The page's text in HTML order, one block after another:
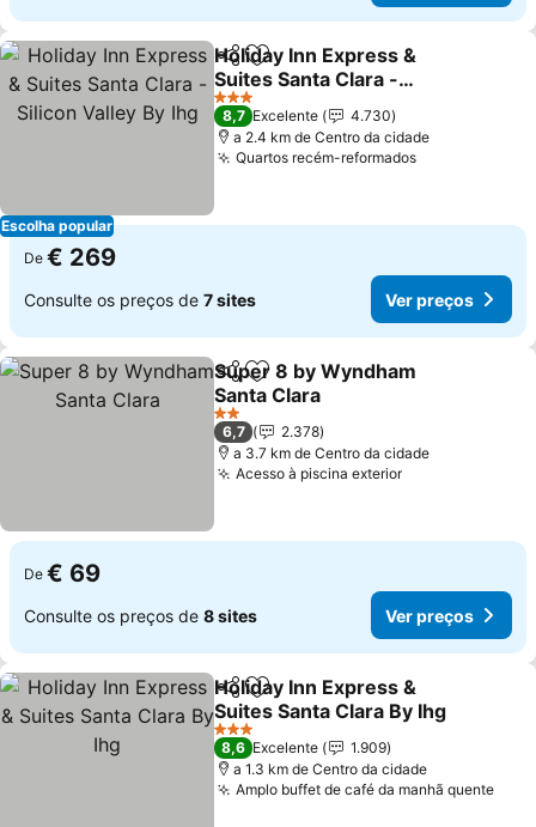
Escolha popular
PartilharAdicionar aos favoritos
Holiday Inn Express &
Suites Santa Clara -
Silicon Valley By Ihg
Ver preços
3 Estrelas
8,7 Excelente
4.730
a 2.4 km de Centro da cidade
Quartos recém-reformadosVer preços
De € 269
Consulte os preços de 7 sites Ver preços
PartilharAdicionar aos favoritos
Super 8 by Wyndham
Santa Clara
Ver preços
2 Estrelas
6,7
2.378
a 3.7 km de Centro da cidade
Acesso à piscina exteriorVer preços
De € 69
Consulte os preços de 8 sites Ver preços
PartilharAdicionar aos favoritos
Holiday Inn Express &
Suites Santa Clara By Ihg
Ver preços
3 Estrelas
8,6 Excelente
1.909
a 1.3 km de Centro da cidade
Amplo buffet de café da manhã quenteVer